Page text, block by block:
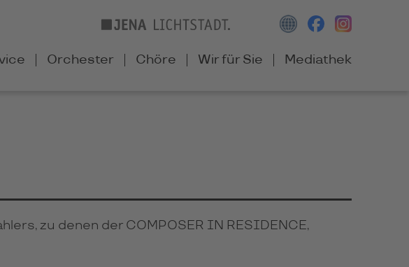
Orchester Chöre Wir für Sie Mediathek
zu denen der COMPOSER IN RESIDENCE,